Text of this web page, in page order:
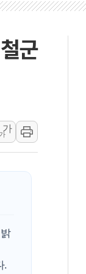
호르무즈 통항 제한
화하며 대부분 상
N% 성과급 반대…상
선물 AI주 차익실현
군
가
가
.